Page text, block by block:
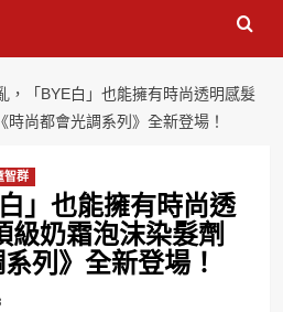
，「BYE白」也能擁有時尚透明感髮
尚都會光調系列》全新登場！
智群
」也能擁有時尚透
級奶霜泡沫染髮劑
列》全新登場！